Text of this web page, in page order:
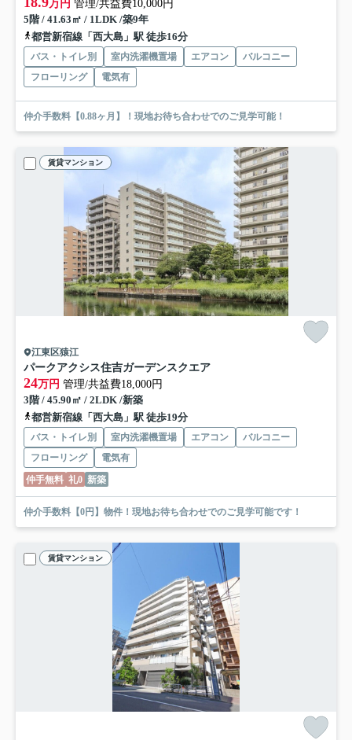
万円 管理/共益費10,000円
5階 / 41.63㎡ / 1LDK /築9年
都営新宿線「西大島」駅 徒歩16分
バス・トイレ別 室内洗濯機置場 エアコン
バルコニー
フローリング
電気有
仲介手数料【0.88ヶ月】！現地お待ち合わせでのご見学可能！
賃貸マンション
江東区猿江
パークアクシス住吉ガーデンスクエア
24万円 管理/共益費18,000円
3階 / 45.90㎡ / 2LDK /新築
都営新宿線「西大島」駅 徒歩19分
バス・トイレ別 室内洗濯機置場 エアコン
バルコニー
フローリング
電気有
仲手無料 礼0 新築
仲介手数料【0円】物件！現地お待ち合わせでのご見学可能です！
賃貸マンション